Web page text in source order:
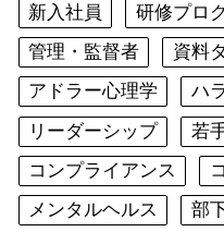
新入社員 研修プロ
管理・監督者
資料
アドラー心理学
ハ
リーダーシップ
若
コンプライアンス
メンタルヘルス
部